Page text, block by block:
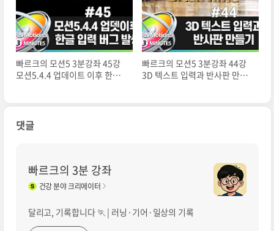
빠르크의 모션5 3분강좌 45강
모션5.4.4 업데이트 이후 한글
빠르크의 모션5 3분강좌 44강
3D 텍스트 입력과 반사판 만들
댓글
빠르크의 3분 강좌
건강분야 크리에이터
달리고, 기록합니다 🏃 | 러닝·기어·일상의 기록